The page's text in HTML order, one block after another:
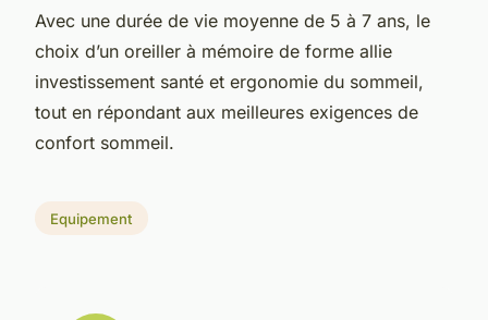
Avec une durée de vie moyenne de 5 à 7 ans, le
choix d’un oreiller à mémoire de forme allie
investissement santé et ergonomie du sommeil,
tout en répondant aux meilleures exigences de
confort sommeil.
Equipement